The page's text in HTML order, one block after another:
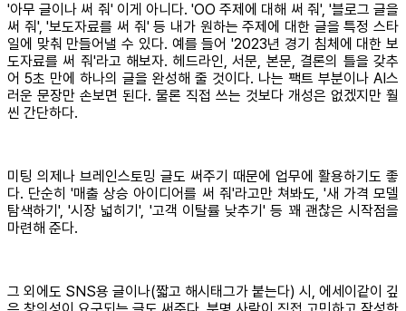
'아무 글이나 써 줘' 이게 아니다. 'OO 주제에 대해 써 줘', '블로그 글을
써 줘', '보도자료를 써 줘' 등 내가 원하는 주제에 대한 글을 특정 스타
일에 맞춰 만들어낼 수 있다. 예를 들어 '2023년 경기 침체에 대한 보
도자료를 써 줘'라고 해보자. 헤드라인, 서문, 본문, 결론의 틀을 갖추
어 5초 만에 하나의 글을 완성해 줄 것이다. 나는 팩트 부분이나 AI스
러운 문장만 손보면 된다. 물론 직접 쓰는 것보다 개성은 없겠지만 훨
씬 간단하다.
미팅 의제나 브레인스토밍 글도 써주기 때문에 업무에 활용하기도 좋
다. 단순히 '매출 상승 아이디어를 써 줘'라고만 쳐봐도, '새 가격 모델
탐색하기', '시장 넓히기', '고객 이탈률 낮추기' 등 꽤 괜찮은 시작점을
마련해 준다.
그 외에도 SNS용 글이나(짧고 해시태그가 붙는다) 시, 에세이같이 깊